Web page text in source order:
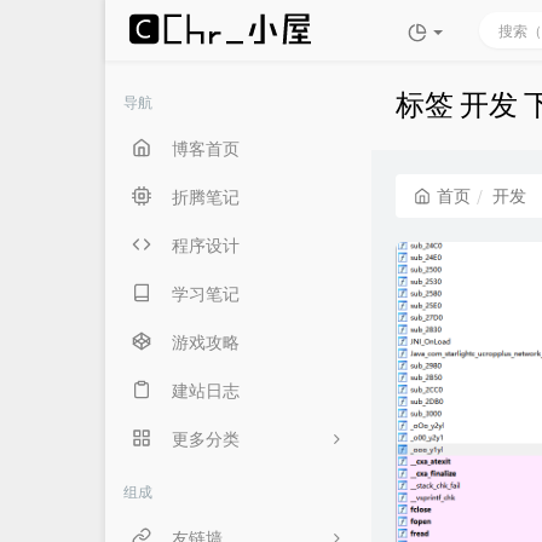
导航
博客首页
折腾笔记
程序设计
学习笔记
游戏攻略
建站日志
更多分类
言俞专用
组成
标签 开发
首页 开发